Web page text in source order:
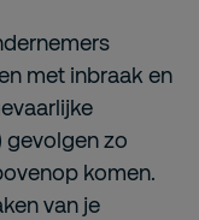
met inbraak en
gevolgen zo
komen.
van je